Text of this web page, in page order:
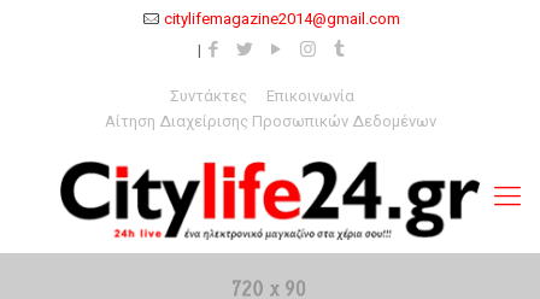
citylifemagazine2014@gmail.com
Συντάκτες
Επικοινωνία
Αίτηση Διαχείρισης Προσωπικών Δεδομένων